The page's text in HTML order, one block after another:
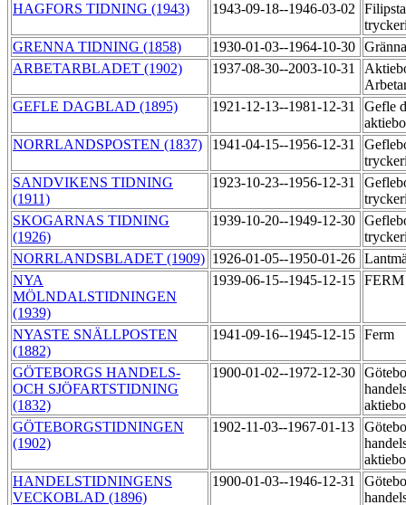
HAGFORS TIDNING (1943)
1943-09-18--1946-03-02
GRENNA TIDNING (1858)
1930-01-03--1964-10-30
ARBETARBLADET (1902)
1937-08-30--2003-10-31
GEFLE DAGBLAD (1895)
1921-12-13--1981-12-31
Gefle
NORRLANDSPOSTEN (1837)
1941-04-15--1956-12-31
SANDVIKENS TIDNING
(1911)
1923-10-23--1956-12-31
SKOGARNAS TIDNING
(1926)
1939-10-20--1949-12-30
NORRLANDSBLADET (1909) 1926-01-05--1950-01-26
NYA
MÖLNDALSTIDNINGEN
(1939)
1939-06-15--1945-12-15
NYASTE SNÄLLPOSTEN
(1882)
1941-09-16--1945-12-15 Ferm
GÖTEBORGS HANDELS-
OCH SJÖFARTSTIDNING
(1832)
1900-01-02--1972-12-30
GÖTEBORGSTIDNINGEN
(1902)
1902-11-03--1967-01-13
HANDELSTIDNINGENS
VECKOBLAD (1896)
1900-01-03--1946-12-31